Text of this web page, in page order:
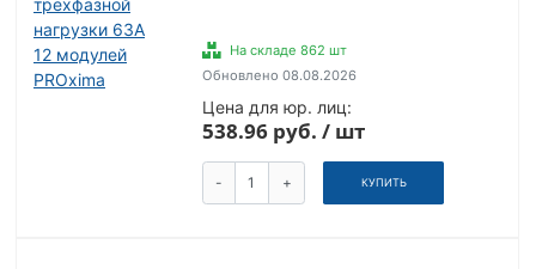
На складе 862 шт
Обновлено 08.08.2026
Цена для юр. лиц:
538.96 руб. / шт
- + КУПИТЬ